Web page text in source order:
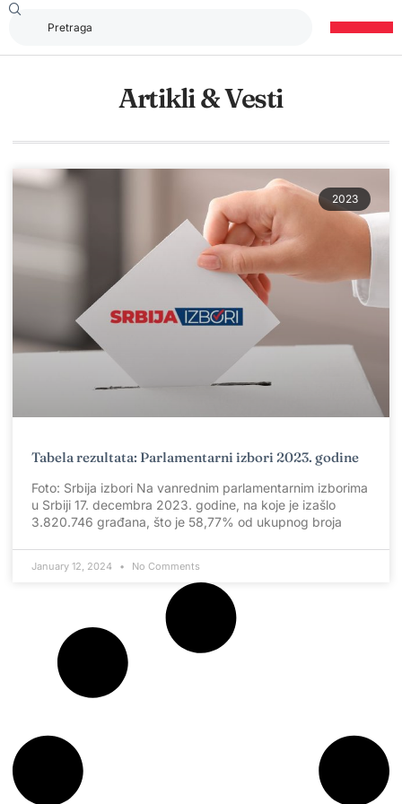
Artikli & Vesti
2023
Tabela rezultata: Parlamentarni izbori 2023. godine
Foto: Srbija izbori Na vanrednim parlamentarnim izborima
u Srbiji 17. decembra 2023. godine, na koje je izašlo
3.820.746 građana, što je 58,77% od ukupnog broja
January 12, 2024 No Comments